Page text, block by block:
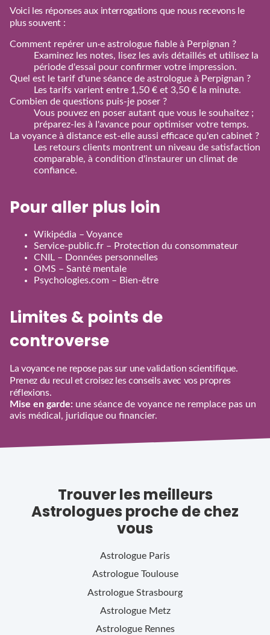
Voici les réponses aux interrogations que nous recevons le
plus souvent :
Comment repérer un·e astrologue fiable à Perpignan ?
Examinez les notes, lisez les avis détaillés et utilisez la
période d'essai pour confirmer votre impression.
Quel est le tarif d'une séance de astrologue à Perpignan ?
Les tarifs varient entre 1,50 € et 3,50 € la minute.
Combien de questions puis‑je poser ?
Vous pouvez en poser autant que vous le souhaitez ;
préparez‑les à l'avance pour optimiser votre temps.
La voyance à distance est‑elle aussi efficace qu'en cabinet ?
Les retours clients montrent un niveau de satisfaction
comparable, à condition d'instaurer un climat de
confiance.
Pour aller plus loin
Wikipédia – Voyance
Service‑public.fr – Protection du consommateur
CNIL – Données personnelles
OMS – Santé mentale
Psychologies.com – Bien‑être
Limites & points de
controverse
La voyance ne repose pas sur une validation scientifique.
Prenez du recul et croisez les conseils avec vos propres
réflexions.
Mise en garde: une séance de voyance ne remplace pas un
avis médical, juridique ou financier.
Trouver les meilleurs
Astrologues proche de chez
vous
Astrologue Paris
Astrologue Toulouse
Astrologue Strasbourg
Astrologue Metz
Astrologue Rennes